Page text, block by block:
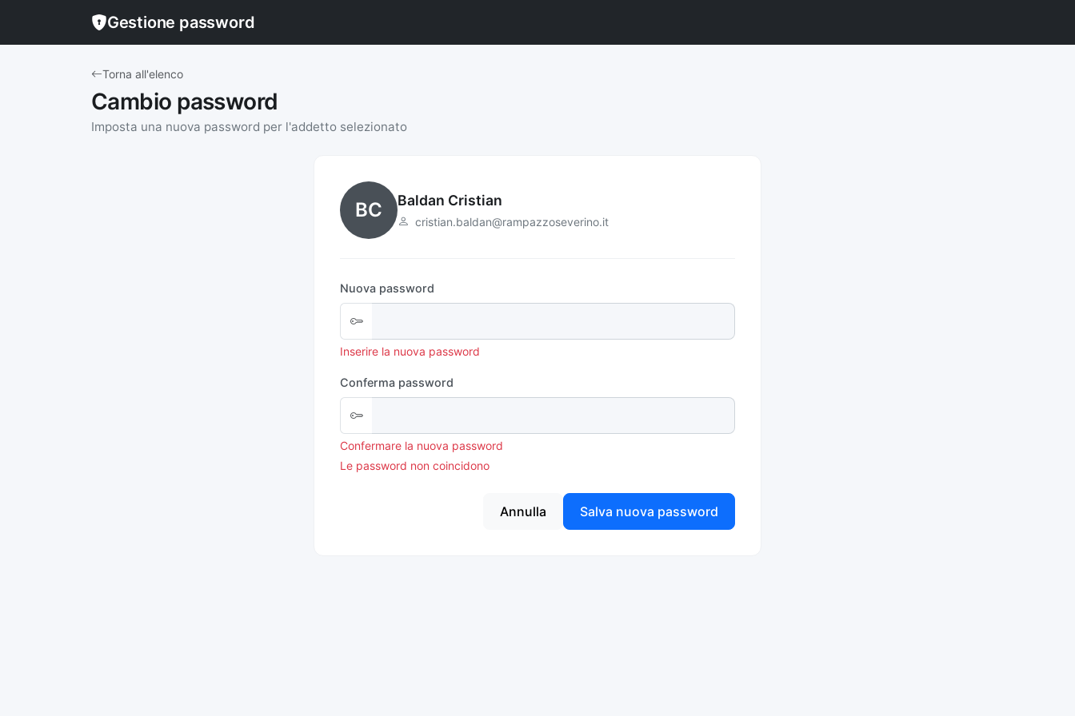
Gestione password
Torna all'elenco
Cambio password
Imposta una nuova password per l'addetto selezionato
BC Baldan Cristian
cristian.baldan@rampazzoseverino.it
Nuova password
Inserire la nuova password
Conferma password
Confermare la nuova password
Le password non coincidono
Annulla